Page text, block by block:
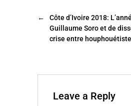
b
o
o
er
←
Côte d’Ivoire 2018:
Guillaume Soro et de
crise entre
Leave a Reply